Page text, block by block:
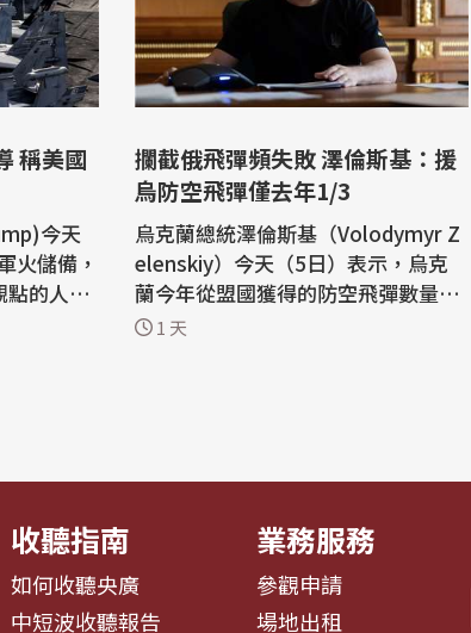
稱美國
今天
火儲備，
點的人送
顯然已
攔截俄飛彈頻失敗 澤倫斯基：援
烏防空飛彈僅去年1/3
烏克蘭總統澤倫斯基（Volodymyr Z
elenskiy）今天（5日）表示，烏克
蘭今年從盟國獲得的防空飛彈數量，
只有去年的三分之一。基輔正積極尋
1 天
收聽指南
如何收聽央廣
中短波收聽報告
業務服務
參觀申請
場地出租